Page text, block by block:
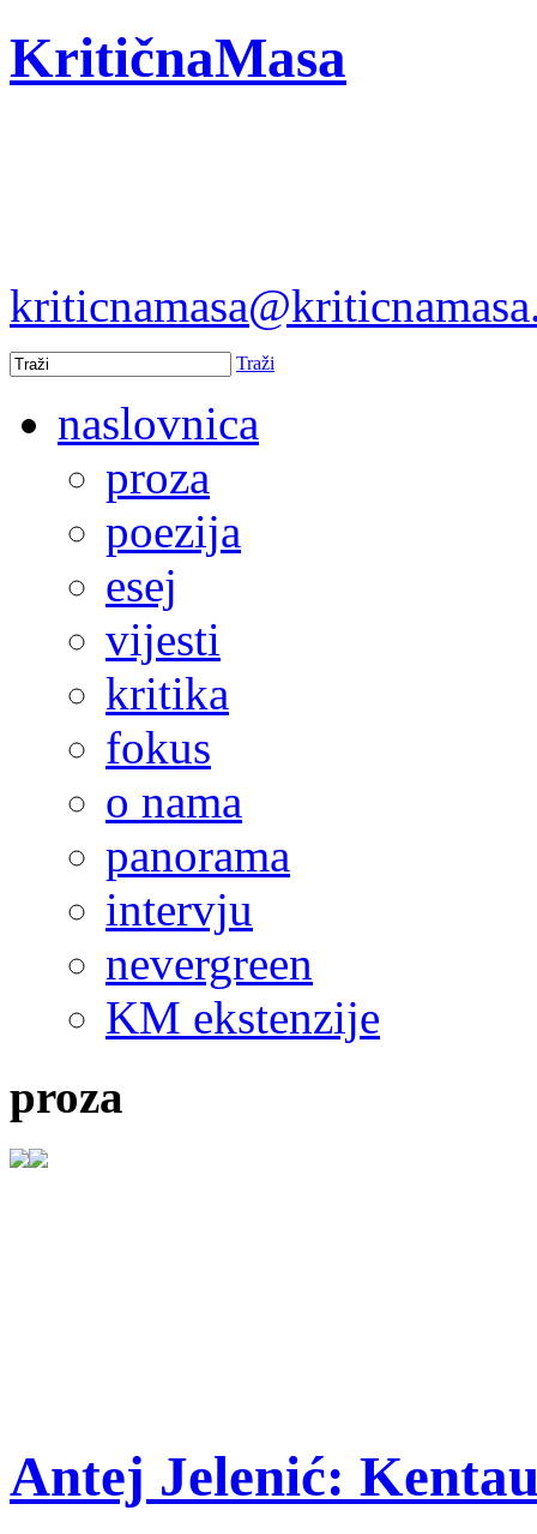
KritičnaMasa
Traži
naslovnica
proza
poezija
esej
vijesti
kritika
fokus
o nama
panorama
intervju
nevergreen
KM ekstenzije
proza
Antej Jelenić: